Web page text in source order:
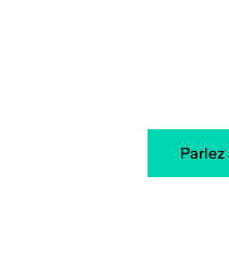
Parlez